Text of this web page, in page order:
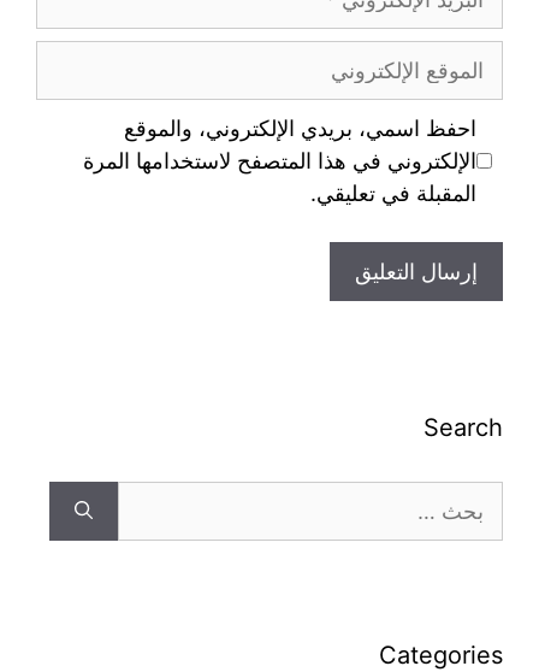
احفظ اسمي، بريدي الإلكتروني، والموقع
الإلكتروني في هذا المتصفح لاستخدامها المرة
المقبلة في تعليقي.
Search
Categories